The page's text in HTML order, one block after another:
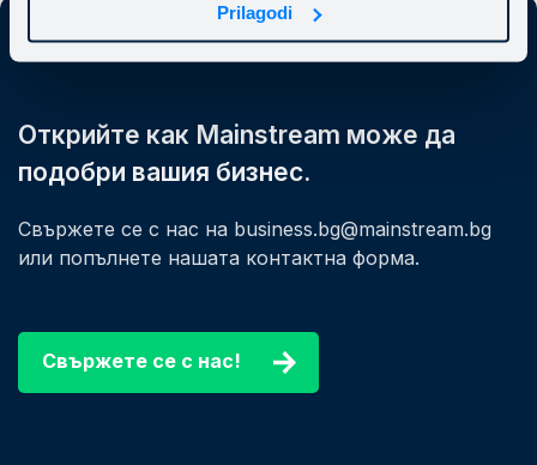
Prilagodi
Открийте как Mainstream може да
подобри вашия бизнес.
Свържете се с нас на business.bg@mainstream.bg
или попълнете нашата контактна форма.
Свържете се с нас!